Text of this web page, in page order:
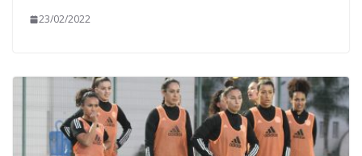
23/02/2022